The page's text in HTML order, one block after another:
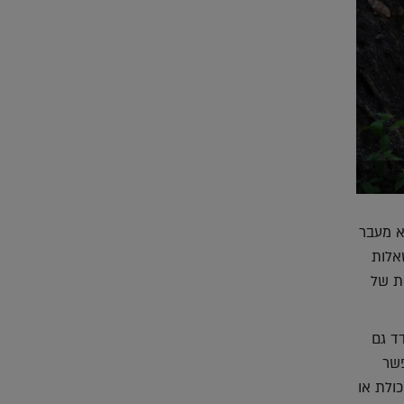
מעבר
של
גם
או